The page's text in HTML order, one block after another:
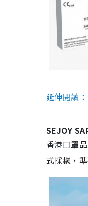
延伸閱讀
SEJOY
香港口罩
式採樣，